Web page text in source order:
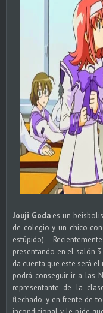
Jouji Godaes un
de colegio y un chico
estúpido).
presentando en el salón
da cuenta que este será
podrá conseguir ir a las
representante de la
flechado, y en frente de